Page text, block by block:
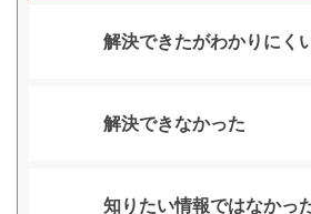
解決できたがわかりにく
解決できなかった
知りたい情報ではなかっ